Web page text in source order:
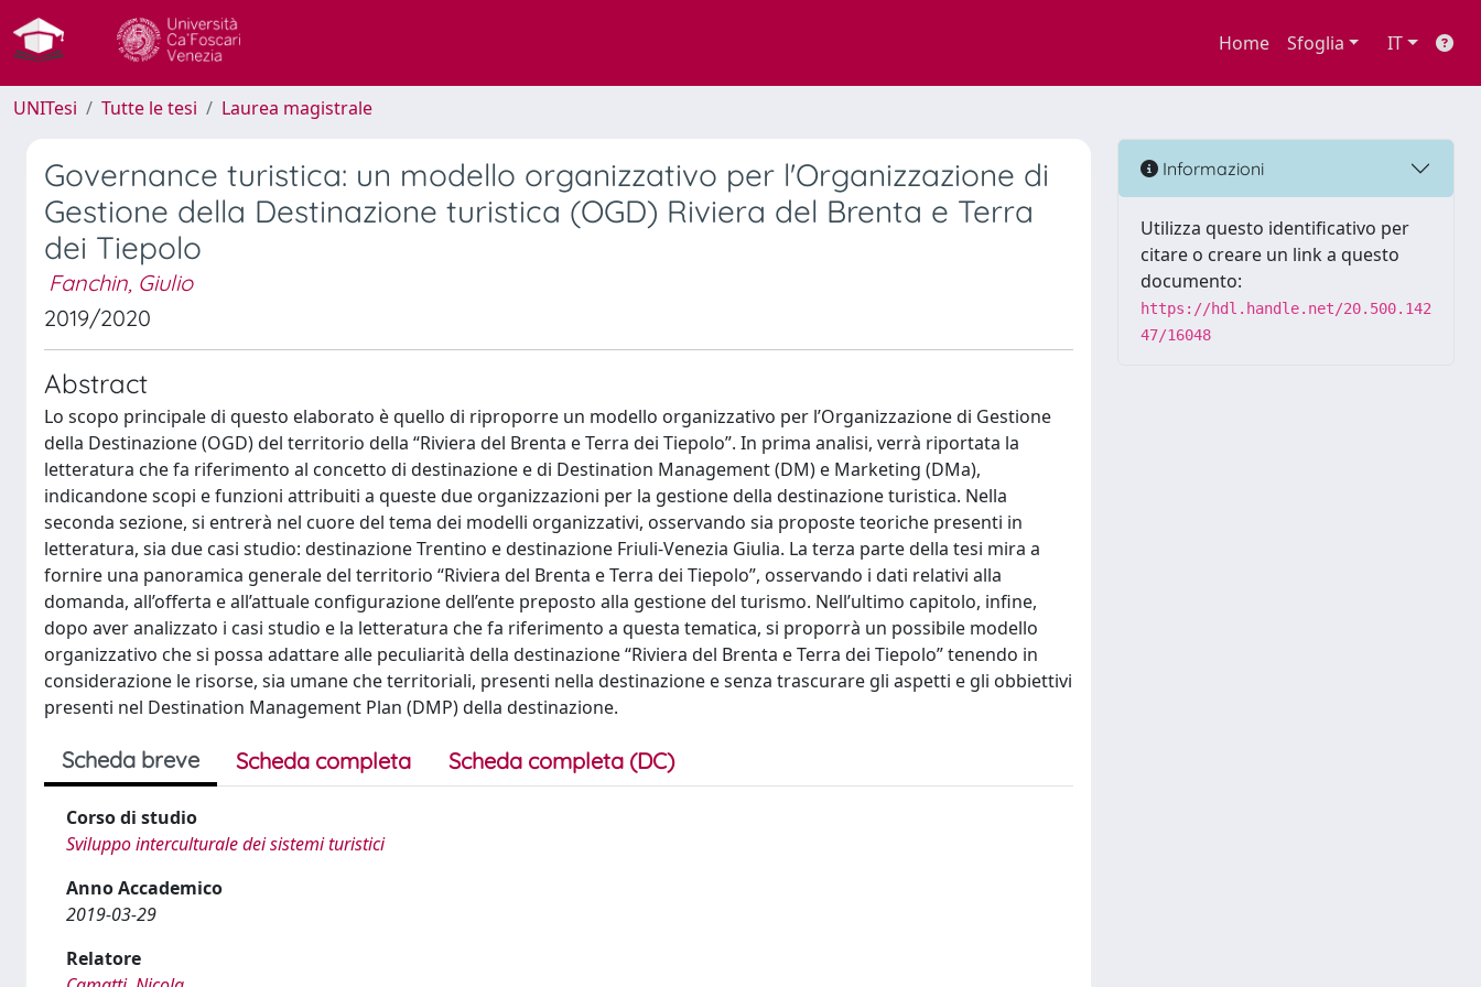
Home Sfoglia IT
UNITesi Tutte le tesi Laurea magistrale
Governance turistica: un modello organizzativo per l'Organizzazione di
Gestione della Destinazione turistica (OGD) Riviera del Brenta e Terra
dei Tiepolo
Fanchin, Giulio
2019/2020
Abstract
Lo scopo principale di questo elaborato è quello di riproporre un modello organizzativo per l’Organizzazione di Gestione
della Destinazione (OGD) del territorio della “Riviera del Brenta e Terra dei Tiepolo”. In prima analisi, verrà riportata la
letteratura che fa riferimento al concetto di destinazione e di Destination Management (DM) e Marketing (DMa),
indicandone scopi e funzioni attribuiti a queste due organizzazioni per la gestione della destinazione turistica. Nella
seconda sezione, si entrerà nel cuore del tema dei modelli organizzativi, osservando sia proposte teoriche presenti in
letteratura, sia due casi studio: destinazione Trentino e destinazione Friuli-Venezia Giulia. La terza parte della tesi mira a
fornire una panoramica generale del territorio “Riviera del Brenta e Terra dei Tiepolo”, osservando i dati relativi alla
domanda, all’offerta e all’attuale configurazione dell’ente preposto alla gestione del turismo. Nell’ultimo capitolo, infine,
dopo aver analizzato i casi studio e la letteratura che fa riferimento a questa tematica, si proporrà un possibile modello
organizzativo che si possa adattare alle peculiarità della destinazione “Riviera del Brenta e Terra dei Tiepolo” tenendo in
considerazione le risorse, sia umane che territoriali, presenti nella destinazione e senza trascurare gli aspetti e gli obbiettivi
presenti nel Destination Management Plan (DMP) della destinazione.
Scheda breve Scheda completa Scheda completa (DC)
Corso di studio
Sviluppo interculturale dei sistemi turistici
Anno Accademico
2019-03-29
Relatore
Informazioni
Utilizza questo identificativo per
citare o creare un link a questo
documento:
https://hdl.handle.net/20.500.142
47/16048